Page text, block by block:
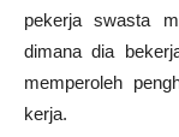
pekerja swasta
dimana dia
memperoleh
kerja.